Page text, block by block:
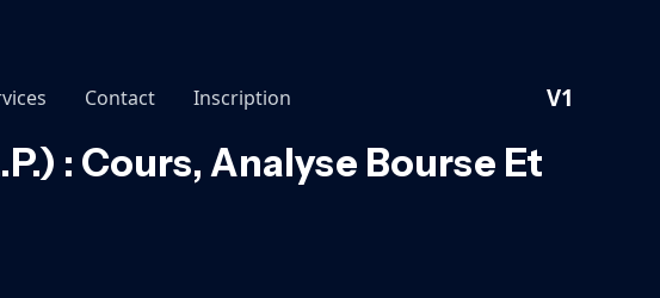
Contact Inscription V1
: Cours, Analyse Bourse Et